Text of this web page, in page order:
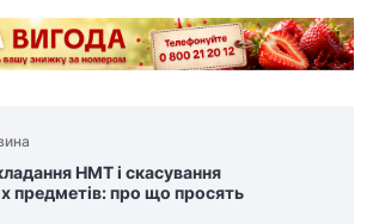
НМТ і скасування
предметів: про що просять